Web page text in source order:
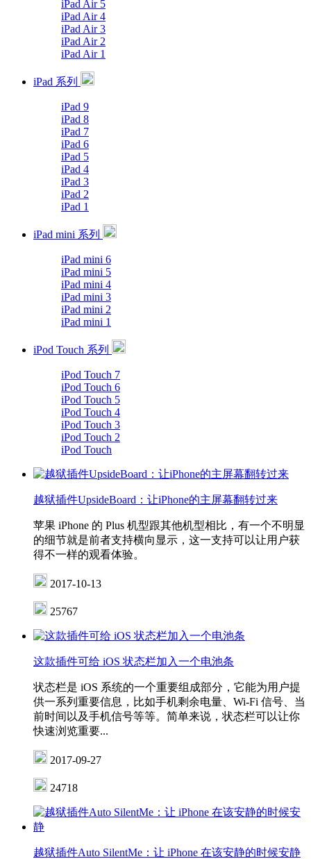
iPad Air 5
iPad Air 4
iPad Air 3
iPad Air 2
iPad Air 1
iPad 系列
iPad 9
iPad 8
iPad 7
iPad 6
iPad 5
iPad 4
iPad 3
iPad 2
iPad 1
iPad mini 系列
iPad mini 6
iPad mini 5
iPad mini 4
iPad mini 3
iPad mini 2
iPad mini 1
iPod Touch 系列
iPod Touch 7
iPod Touch 6
iPod Touch 5
iPod Touch 4
iPod Touch 3
iPod Touch 2
iPod Touch
越狱插件UpsideBoard：让iPhone的主屏幕翻转过来
苹果 iPhone 的 Plus 机型跟其他机型相比，有一个不明显
的细节就是前者支持横向显示，这一支持可以让用户获
得不一样的观看体验。
2017-10-13
25767
这款插件可给 iOS 状态栏加入一个电池条
状态栏是 iOS 系统的一个重要组成部分，它能为用户提
供一系列重要信息，比如手机剩余电量、Wi-Fi 信号、当
前时间以及手机信号等等。简单来说，状态栏可以让你
快速浏览重要...
2017-09-27
24718
越狱插件Auto SilentMe：让 iPhone 在该安静的时候安静